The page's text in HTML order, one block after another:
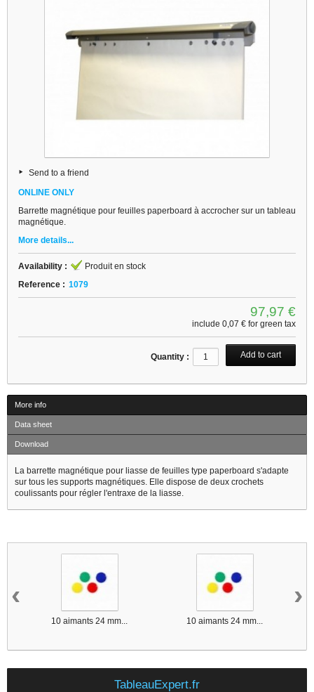
Send to a friend
ONLINE ONLY
Barrette magnétique pour feuilles paperboard à accrocher sur un tableau
magnétique.
More details...
Availability :
Produit en stock
Reference : 1079
97,97 €
include 0,07 € for green tax
Quantity :
More info
Data sheet
Download
La barrette magnétique pour liasse de feuilles type paperboard s'adapte
sur tous les supports magnétiques. Elle dispose de deux crochets
coulissants pour régler l'entraxe de la liasse.
10 aimants 24 mm... 10 aimants 24 mm...
‹ ›
TableauExpert.fr